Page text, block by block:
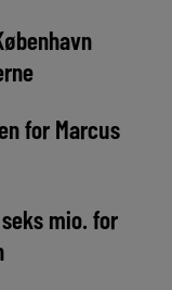
for Marcus
mio. for